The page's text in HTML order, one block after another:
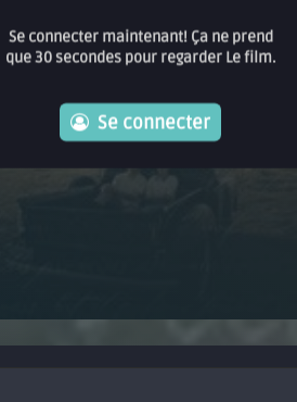
Se connecter maintenant! Ça ne prend
que 30 secondes pour regarder Le film.
Se connecter